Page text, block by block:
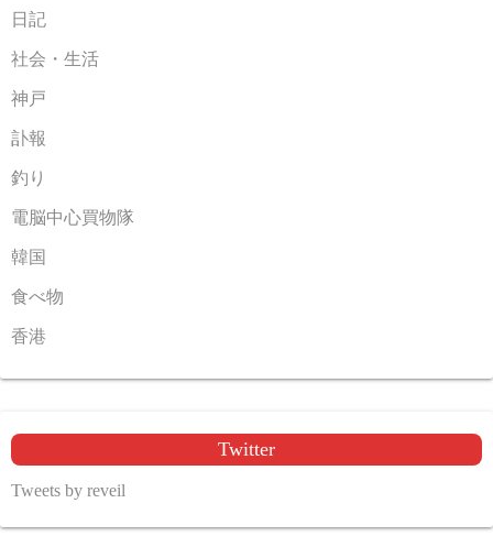
日記
社会・生活
神戸
訃報
釣り
電脳中心買物隊
韓国
食べ物
香港
Twitter
Tweets by reveil